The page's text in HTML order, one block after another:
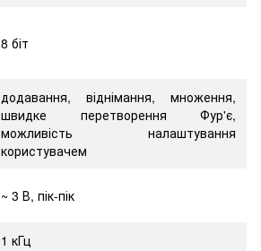
8 біт
додавання, віднімання, множення,
швидке перетворення Фур'є,
можливість налаштування
користувачем
~ 3 В, пік-пік
1 кГц